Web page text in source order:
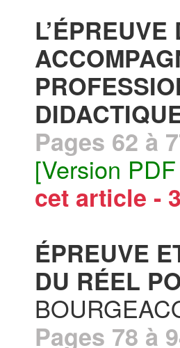
Pages 62 à
[Version
cet article -
ÉPREUVE
DU RÉEL
Pages 78 à